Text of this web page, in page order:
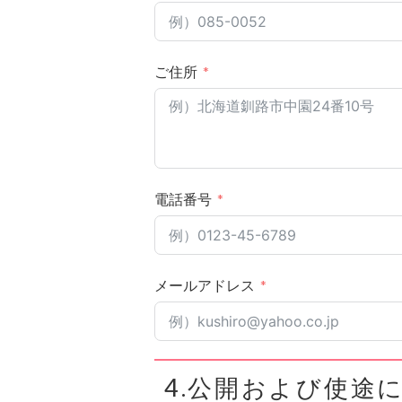
ご住所
電話番号
メールアドレス
4.公開および使途